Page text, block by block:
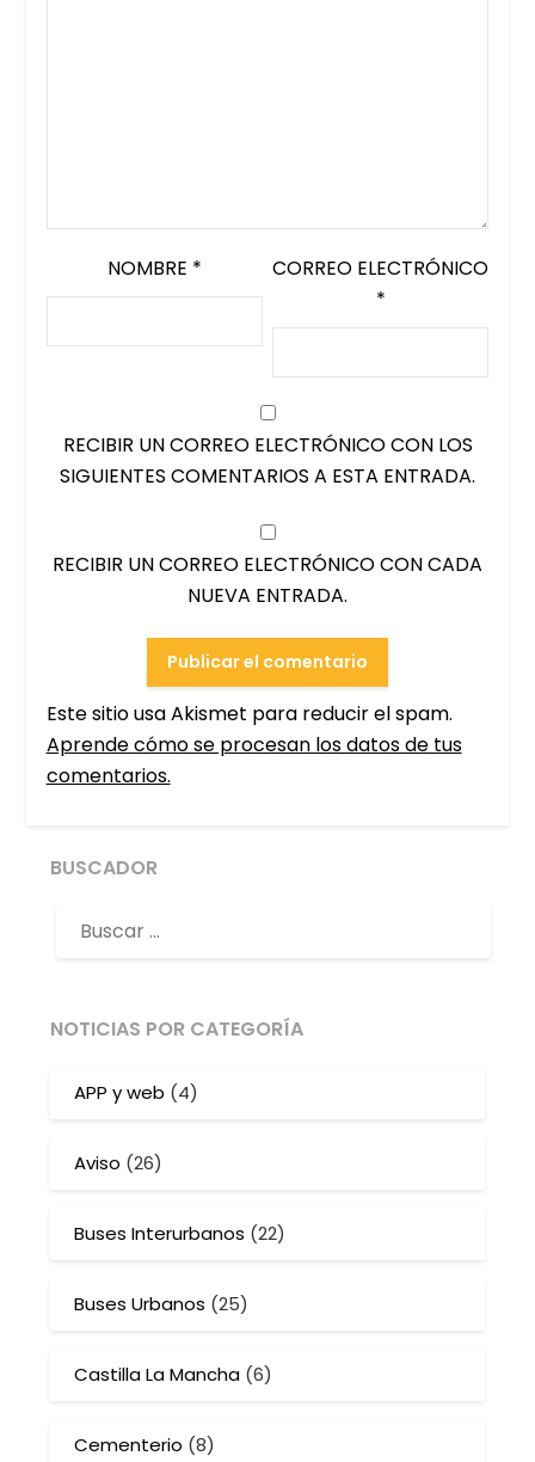
NOMBRE *
CORREO ELECTRÓNICO
*
RECIBIR UN CORREO ELECTRÓNICO CON LOS
SIGUIENTES COMENTARIOS A ESTA ENTRADA.
RECIBIR UN CORREO ELECTRÓNICO CON CADA
NUEVA ENTRADA.
Este sitio usa Akismet para reducir el spam.
Aprende cómo se procesan los datos de tus
comentarios.
BUSCADOR
NOTICIAS POR CATEGORÍA
APP y web (4)
Aviso (26)
Buses Interurbanos (22)
Buses Urbanos (25)
Castilla La Mancha (6)
Cementerio (8)